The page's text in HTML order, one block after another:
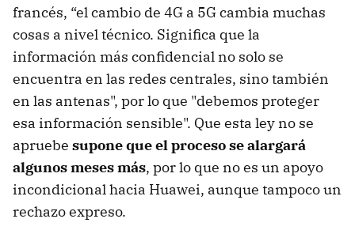
francés, “el cambio de 4G a 5G cambia muchas
cosas a nivel técnico. Significa que la
información más confidencial no solo se
encuentra en las redes centrales, sino también
en las antenas", por lo que "debemos proteger
esa información sensible". Que esta ley no se
apruebe supone que el proceso se alargará
algunos meses más, por lo que no es un apoyo
incondicional hacia Huawei, aunque tampoco un
rechazo expreso.